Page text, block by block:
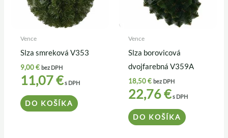
Vence
Slza smreková V353
9,00€ bez DPH
11,07€s DPH
DO KOŠÍKA
Vence
Slza borovicová
dvojfarebná V359A
18,50€ bez DPH
22,76€s DPH
DO KOŠÍKA